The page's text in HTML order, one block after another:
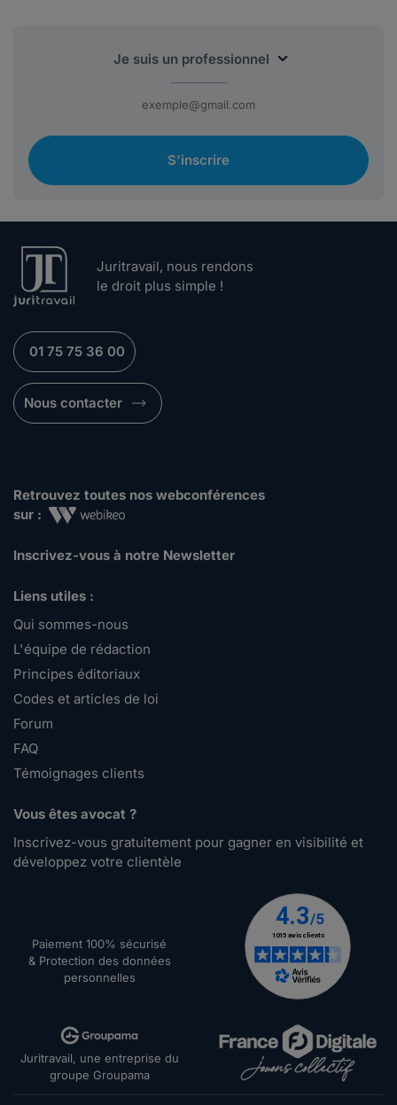
S'inscrire
Juritravail, nous rendons
le droit plus simple !
01 75 75 36 00
Nous contacter
Retrouvez toutes nos webconférences
sur :
Inscrivez-vous à notre Newsletter
Liens utiles :
Qui sommes-nous
L'équipe de rédaction
Principes éditoriaux
Codes et articles de loi
Forum
FAQ
Témoignages clients
Vous êtes avocat ?
Inscrivez-vous gratuitement pour gagner en visibilité et
développez votre clientèle
Paiement 100% sécurisé
& Protection des données
personnelles
Juritravail, une entreprise du
groupe Groupama